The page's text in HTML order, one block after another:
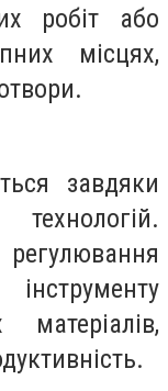
робіт або
місцях,
завдяки